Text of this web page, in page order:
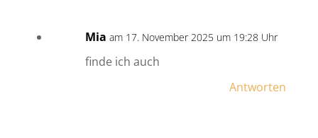
Mia am 17. November 2025 um 19:28 Uhr
finde ich auch
Antworten